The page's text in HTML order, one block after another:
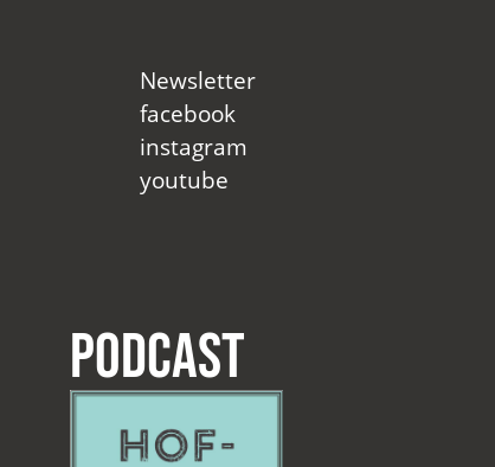
Newsletter
facebook
instagram
youtube
Podcast